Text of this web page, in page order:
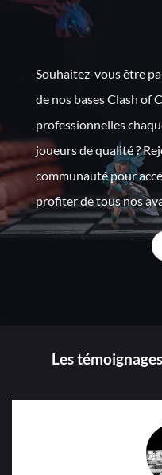
Souhaitez-vous être
de nos bases Clash of
professionnelles
joueurs de qualité ?
communauté pour
profiter de tous nos
Les